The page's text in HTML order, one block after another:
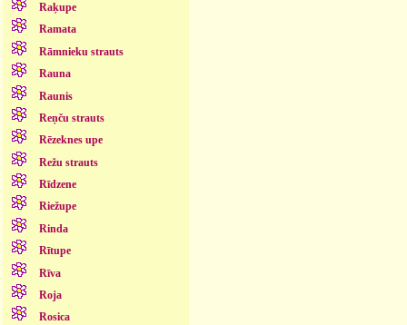
Raķupe
Ramata
Rāmnieku strauts
Rauna
Raunis
Reņču strauts
Rēzeknes upe
Režu strauts
Rīdzene
Riežupe
Rinda
Rītupe
Rīva
Roja
Rosica